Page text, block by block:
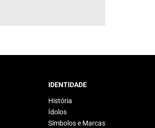
IDENTIDADE
História
Ídolos
Símbolos e Marcas